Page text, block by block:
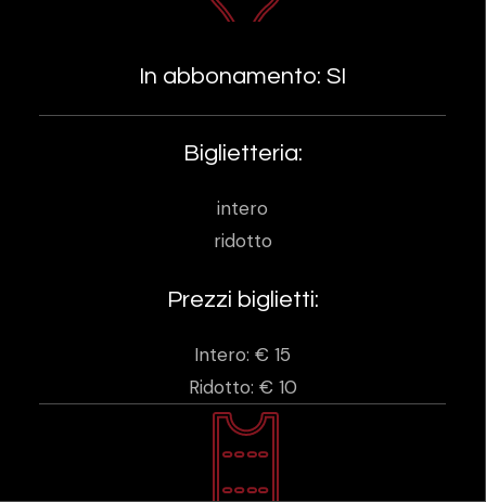
In abbonamento: SI
Biglietteria:
intero
ridotto
Prezzi biglietti:
Intero: € 15
Ridotto: € 10